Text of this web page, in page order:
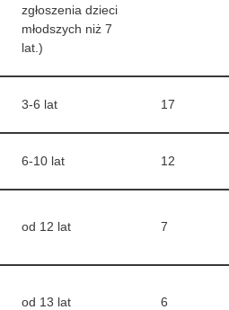
zgłoszenia dzieci
młodszych niż 7
lat.)
3-6 lat 17
6-10 lat 12
od 12 lat 7
od 13 lat 6